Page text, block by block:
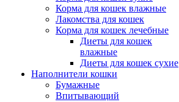
Корма для кошек влажные
Лакомства для кошек
Корма для кошек лечебные
Диеты для кошек
влажные
Диеты для кошек сухие
Наполнители кошки
Бумажные
Впитывающий